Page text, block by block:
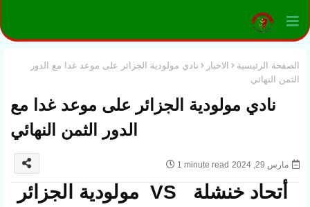
الصفحة الرئيسية الاخبار
نادي مولودية الجزائر على موعد غدا مع الدور
الثمن النهائي
نادي مولودية الجزائر على موعد غدا مع
الدور الثمن النهائي
مارس 29, 2024 1 minute read
أتحاد خنشلة VS مولودية الجزائر